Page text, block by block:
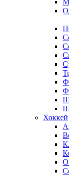
Хоккей